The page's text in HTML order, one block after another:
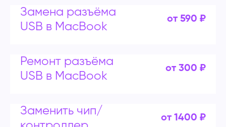
Замена разъёма
USB в MacBook
от 590 ₽
Ремонт разъёма
USB в MacBook
от 300 ₽
Заменить чип/
от 1400 ₽